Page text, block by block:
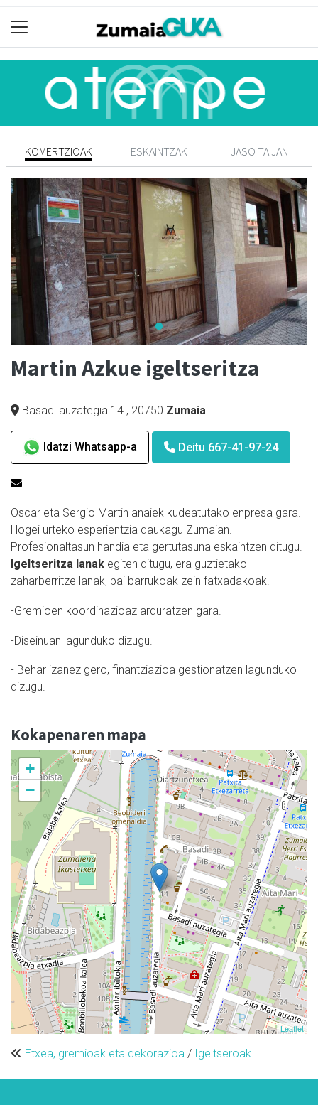
KOMERTZIOAK ESKAINTZAK JASO TA JAN
Martin Azkue igeltseritza
Basadi auzategia 14 , 20750 Zumaia
Idatzi Whatsapp-a Deitu 667-41-97-24
Oscar eta Sergio Martin anaiek kudeatutako enpresa gara.
Hogei urteko esperientzia daukagu Zumaian.
Profesionaltasun handia eta gertutasuna eskaintzen ditugu.
Igeltseritza lanak egiten ditugu, era guztietako
zaharberritze lanak, bai barrukoak zein fatxadakoak.
-Gremioen koordinazioaz arduratzen gara.
-Diseinuan lagunduko dizugu.
- Behar izanez gero, finantziazioa gestionatzen lagunduko
dizugu.
Kokapenaren mapa
+
−
Leaflet
Etxea, gremioak eta dekorazioa / Igeltseroak